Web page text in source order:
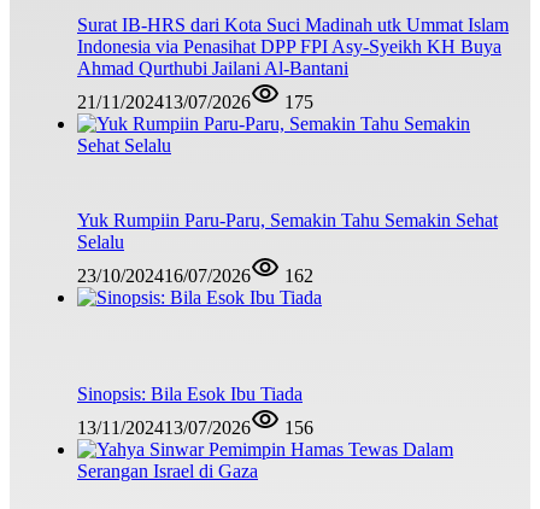
Surat IB-HRS dari Kota Suci Madinah utk Ummat Islam
Indonesia via Penasihat DPP FPI Asy-Syeikh KH Buya
Ahmad Qurthubi Jailani Al-Bantani
21/11/202413/07/2026 175
Yuk Rumpiin Paru-Paru, Semakin Tahu Semakin Sehat
Selalu
23/10/202416/07/2026 162
Sinopsis: Bila Esok Ibu Tiada
13/11/202413/07/2026 156